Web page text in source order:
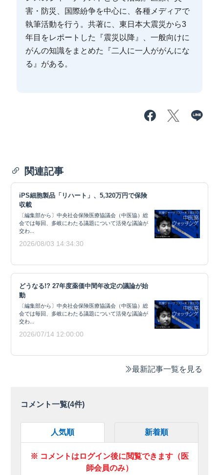
害・防災、国際紛争を中心に、各種メディアで
執筆活動を行う。共著に、東日本大震災から3
年目をレポートした『震災以降』、一般向けに
がんの知識をまとめた『二人に一人ががんにな
る』がある。
関連記事
iPS細胞製品「リハート」、5,320万円で保険
収載
〔編集部から〕中央社会保険医療協議会（中医協）総
会では毎回、多岐にわたる議題について活発な議論が
交わ...
2026/08/03 14:34:30
どうなる!? 27年度薬価中間年改定の議論が始
動
〔編集部から〕中央社会保険医療協議会（中医協）総
会では毎回、多岐にわたる議題について活発な議論が
交わ...
2026/07/14 12:00:00
最新記事一覧を見る
コメント一覧(4件)
人気順 新着順
※ コメントはログイン後に閲覧できます（医
師会員のみ）